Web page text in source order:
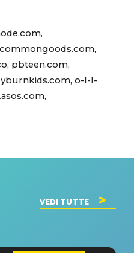
pbteen.com,
o-l-l-
VEDI TUTTE